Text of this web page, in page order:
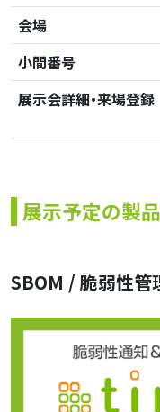
会場
小間番号
展示会詳細・来場登録
展示予定の製
SBOM / 脆弱性管